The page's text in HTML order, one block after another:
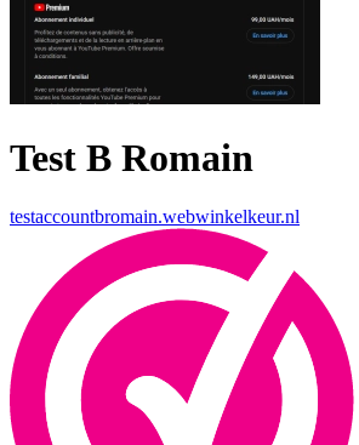
Test B Romain
testaccountbromain.webwinkelkeur.nl